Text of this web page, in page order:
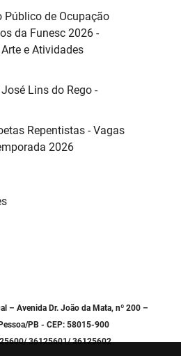
Público de Ocupação
da Funesc 2026 -
e Atividades
Lins do Rego -
Repentistas - Vagas
2026
– Avenida Dr. João da Mata, nº 200 –
PB - CEP: 58015-900
36125601/ 36125602